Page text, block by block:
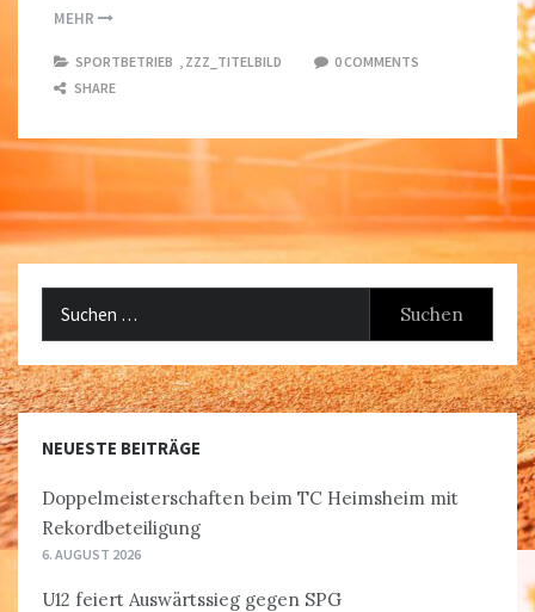
MEHR
SPORTBETRIEB , ZZZ_TITELBILD
0 COMMENTS
SHARE
NEUESTE BEITRÄGE
Doppelmeisterschaften beim TC Heimsheim mit
Rekordbeteiligung
6. AUGUST 2026
U12 feiert Auswärtssieg gegen SPG